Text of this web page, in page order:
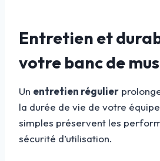
Entretien et
votre banc de
Un entretien régulier
la durée de vie de votre
simples préservent les
sécurité d’utilisation.